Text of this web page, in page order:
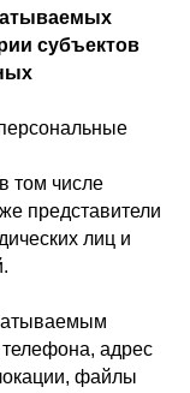
субъектов
том числе
представители
лиц и
адрес
файлы